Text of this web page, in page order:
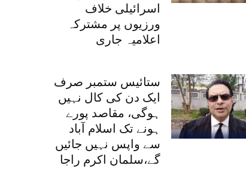
اسرائیلی خلاف
ورزیوں پر مشترکہ
اعلامیہ جاری
ستائیس ستمبر صرف
ایک دن کی کال نہیں
ہوگی، مقاصد پورے
ہونے تک اسلام آباد
سے واپس نہیں جائیں
گے،سلمان اکرم راجا